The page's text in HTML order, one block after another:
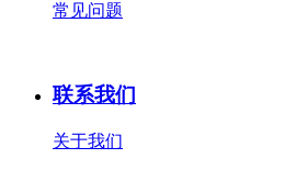
常见问题
联系我们
关于我们